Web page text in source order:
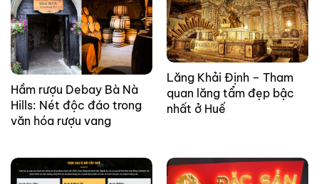
Hầm rượu Debay Bà Nà
Hills: Nét độc đáo trong
văn hóa rượu vang
Lăng Khải Định – Tham
quan lăng tẩm đẹp bậc
nhất ở Huế